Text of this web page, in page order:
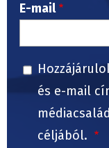
E-mail
és e-mail
céljából.